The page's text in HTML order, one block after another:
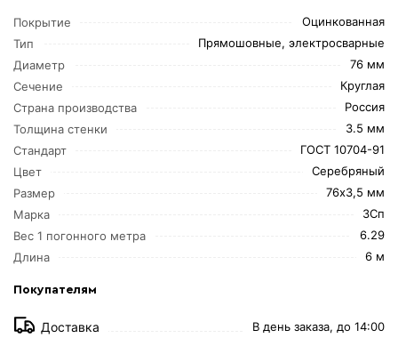
Покрытие
Оцинкованная
Тип
Прямошовные, электросварные
Диаметр
76 мм
Сечение
Круглая
Страна производства
Россия
Толщина стенки
3.5 мм
Стандарт
ГОСТ 10704-91
Цвет
Серебряный
Размер
76х3,5 мм
Марка
3Сп
Вес 1 погонного метра
6.29
Длина
6 м
Покупателям
Доставка В день заказа, до 14:00